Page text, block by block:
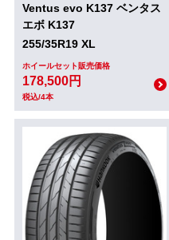
Ventus evo K137 ベンタス
エボ K137
255/35R19 XL
ホイールセット販売価格
178,500円
税込/4本